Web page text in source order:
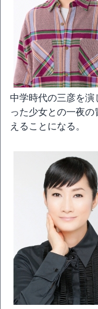
中学時代の三彦を演
った少女との一夜
えることになる。